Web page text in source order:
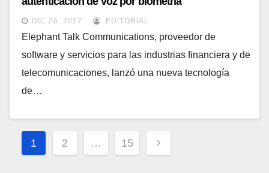
DIC 26, 2017 EDITORIAL
Elephant Talk Communications, proveedor de
software y servicios para las industrias financiera y de
telecomunicaciones, lanzó una nueva tecnología
de…
Paginación
de
1 2 … 15